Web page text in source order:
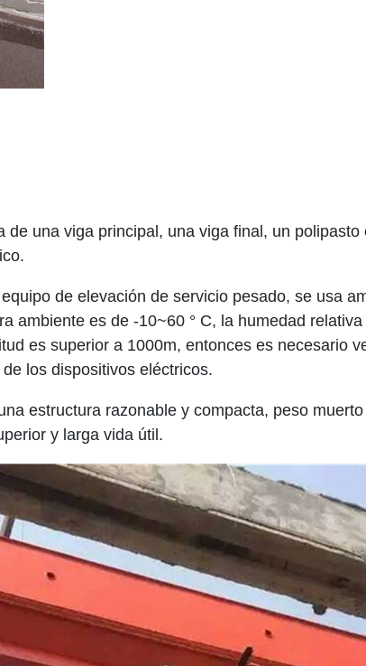
una viga principal, una viga final, un
de elevación de servicio pesado, se usa
ambiente es de -10~60 ° C, la humedad
es superior a 1000m, entonces es necesario
los dispositivos eléctricos.
estructura razonable y compacta, peso
y larga vida útil.